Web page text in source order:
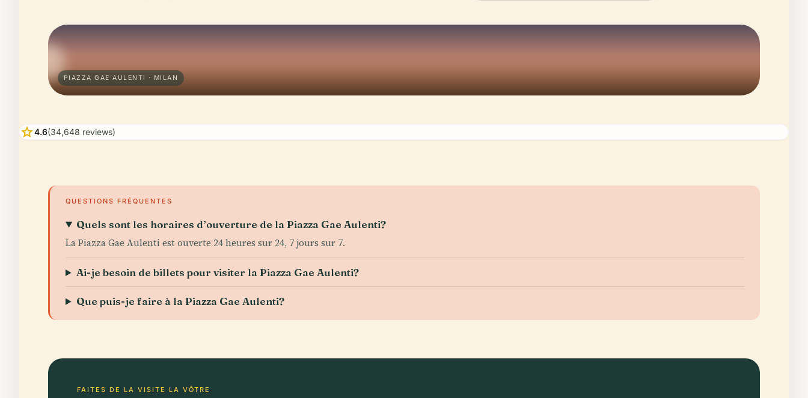
PIAZZA GAE AULENTI · MILAN
star4.6(34,648 reviews)
QUESTIONS FRÉQUENTES
Quels sont les horaires d’ouverture de la Piazza Gae Aulenti?
La Piazza Gae Aulenti est ouverte 24 heures sur 24, 7 jours sur 7.
Ai-je besoin de billets pour visiter la Piazza Gae Aulenti?
Que puis-je faire à la Piazza Gae Aulenti?
FAITES DE LA VISITE LA VÔTRE